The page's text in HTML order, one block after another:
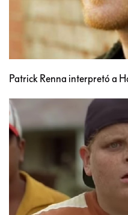
Patrick Renna interpretó a